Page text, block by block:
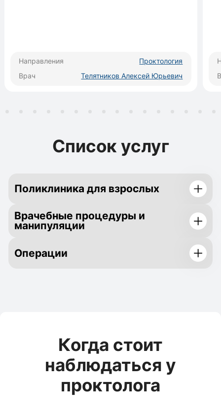
Направления
Проктология
Врач
Телятников Алексей Юрьевич
Список услуг
Поликлиника для взрослых
Врачебные процедуры и
манипуляции
Операции
Когда стоит
наблюдаться у
проктолога